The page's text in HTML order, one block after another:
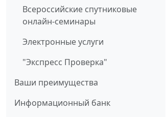
Всероссийские спутниковые
онлайн-семинары
Электронные услуги
"Экспресс Проверка"
Ваши преимущества
Информационный банк